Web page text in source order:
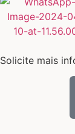
Solicite mais